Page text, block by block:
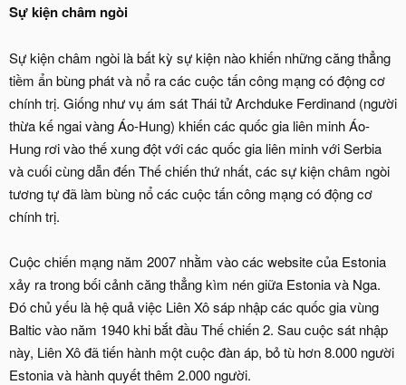
Sự kiện châm ngòi
Sự kiện châm ngòi là bất kỳ sự kiện nào khiến những căng thẳng
tiềm ẩn bùng phát và nổ ra các cuộc tấn công mạng có động cơ
chính trị. Giống như vụ ám sát Thái tử Archduke Ferdinand (người
thừa kế ngai vàng Áo-Hung) khiến các quốc gia liên minh Áo-
Hung rơi vào thế xung đột với các quốc gia liên minh với Serbia
và cuối cùng dẫn đến Thế chiến thứ nhất, các sự kiện châm ngòi
tương tự đã làm bùng nổ các cuộc tấn công mạng có động cơ
chính trị.
Cuộc chiến mạng năm 2007 nhằm vào các website của Estonia
xảy ra trong bối cảnh căng thẳng kìm nén giữa Estonia và Nga.
Đó chủ yếu là hệ quả việc Liên Xô sáp nhập các quốc gia vùng
Baltic vào năm 1940 khi bắt đầu Thế chiến 2. Sau cuộc sát nhập
này, Liên Xô đã tiến hành một cuộc đàn áp, bỏ tù hơn 8.000 người
Estonia và hành quyết thêm 2.000 người.